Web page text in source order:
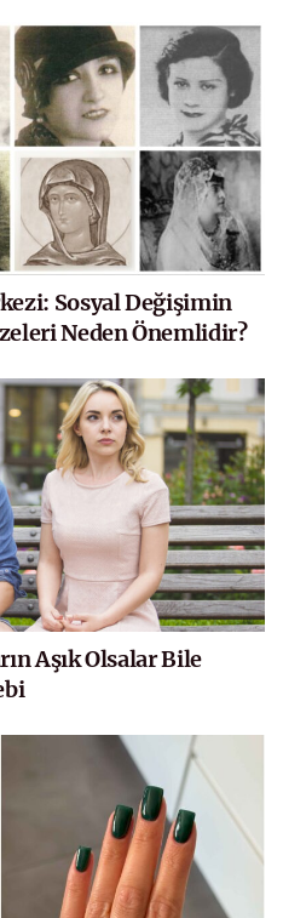
Sosyal Değişimin
Neden Önemlidir?
Aşık Olsalar Bile